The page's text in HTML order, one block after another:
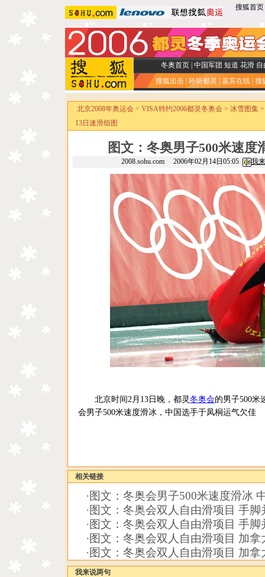
搜狐首页
冬奥首页| 中国军团 短道 花滑 自
搜狐出击 聆听都灵 嘉宾在线 搜
北京2008年奥运会 > VISA特约2006都灵冬奥会 > 冰雪图集
13日速滑组图
图文：冬奥男子500米速度
2008.sohu.com 2006年02月14日05:05 我
北京时间2月13日晚，都灵冬奥会的男子500米
会男子500米速度滑冰，中国选手于凤桐运气欠佳
相关链接
· 图文：冬奥会男子500米速度滑冰
· 图文：冬奥会双人自由滑项目 手脚
· 图文：冬奥会双人自由滑项目 手脚
· 图文：冬奥会双人自由滑项目 加拿
· 图文：冬奥会双人自由滑项目 加拿
我来说两句